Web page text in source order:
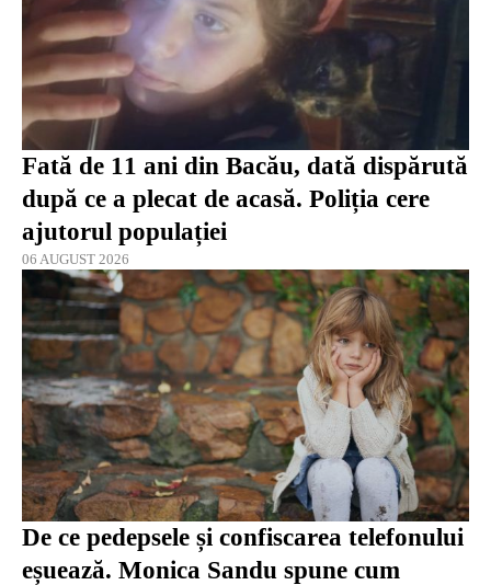
Fată de 11 ani din Bacău, dată dispărută
după ce a plecat de acasă. Poliția cere
ajutorul populației
06 AUGUST 2026
De ce pedepsele și confiscarea telefonului
eșuează. Monica Sandu spune cum